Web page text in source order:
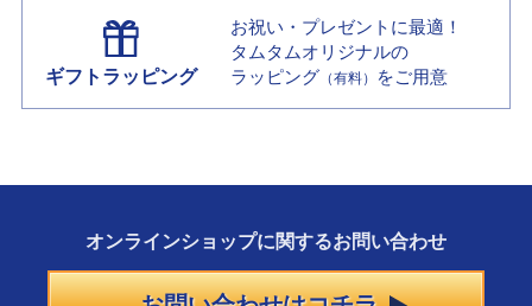
ギフトラッピング
お祝い・プレゼントに最適！
タムタムオリジナルの
ラッピング （有料） をご用意
オンラインショップに関するお問い合わせ